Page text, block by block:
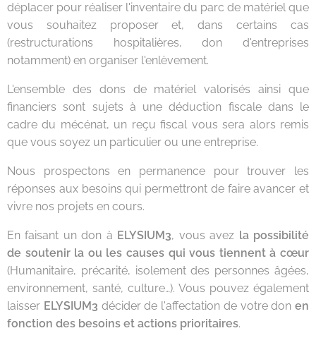
déplacer pour réaliser l'inventaire du parc de matériel que
vous souhaitez proposer et, dans certains cas
(restructurations hospitalières, don d'entreprises
notamment) en organiser l'enlèvement.
L'ensemble des dons de matériel valorisés ainsi que
financiers sont sujets à une déduction fiscale dans le
cadre du mécénat, un reçu fiscal vous sera alors remis
que vous soyez un particulier ou une entreprise.
Nous prospectons en permanence pour trouver les
réponses aux besoins qui permettront de faire avancer et
vivre nos projets en cours.
En faisant un don à ELYSIUM3, vous avez la possibilité
de soutenir la ou les causes qui vous tiennent à cœur
(Humanitaire, précarité, isolement des personnes âgées,
environnement, santé, culture…). Vous pouvez également
laisser ELYSIUM3 décider de l'affectation de votre don en
fonction des besoins et actions prioritaires.